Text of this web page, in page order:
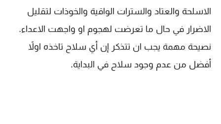
الاسلحة والعتاد والسترات الواقية والخوذات لتقليل
الاضرار في حال ما تعرضت لهجوم او واجهت الاعداء.
نصيحة مهمة يجب ان تتذكر إن أي سلاح تاخذه اولاً
أفضل من عدم وجود سلاح في البداية.